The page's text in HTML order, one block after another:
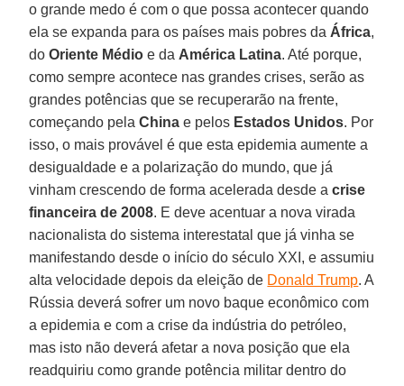
o grande medo é com o que possa acontecer quando
ela se expanda para os países mais pobres da África,
doOriente Médio e da América Latina. Até porque,
como sempre acontece nas grandes crises, serão as
grandes potências que se recuperarão na frente,
começando pelaChina e pelos Estados Unidos. Por
isso, o mais provável é que esta epidemia aumente a
desigualdade e a polarização do mundo, que já
vinham crescendo de forma acelerada desde acrise
financeira de 2008. E deve acentuar a nova virada
nacionalista do sistema interestatal que já vinha se
manifestando desde o início do século XXI, e assumiu
alta velocidade depois da eleição de Donald Trump. A
Rússia deverá sofrer um novo baque econômico com
a epidemia e com a crise da indústria do petróleo,
mas isto não deverá afetar a nova posição que ela
readquiriu como grande potência militar dentro do